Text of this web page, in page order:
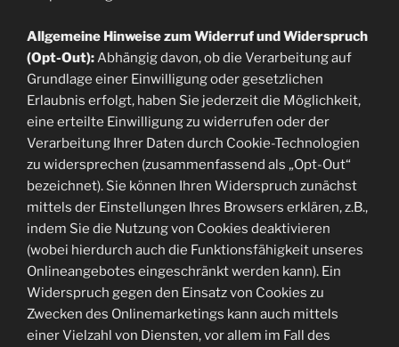
Allgemeine Hinweise zum Widerruf und Widerspruch
(Opt-Out): Abhängig davon, ob die Verarbeitung auf
Grundlage einer Einwilligung oder gesetzlichen
Erlaubnis erfolgt, haben Sie jederzeit die Möglichkeit,
eine erteilte Einwilligung zu widerrufen oder der
Verarbeitung Ihrer Daten durch Cookie-Technologien
zu widersprechen (zusammenfassend als „Opt-Out“
bezeichnet). Sie können Ihren Widerspruch zunächst
mittels der Einstellungen Ihres Browsers erklären, z.B.,
indem Sie die Nutzung von Cookies deaktivieren
(wobei hierdurch auch die Funktionsfähigkeit unseres
Onlineangebotes eingeschränkt werden kann). Ein
Widerspruch gegen den Einsatz von Cookies zu
Zwecken des Onlinemarketings kann auch mittels
einer Vielzahl von Diensten, vor allem im Fall des